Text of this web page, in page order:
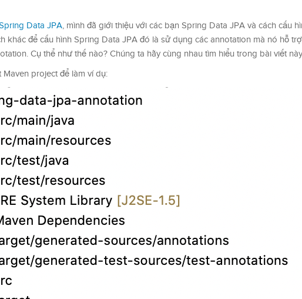
Data JPA, mình đã giới thiệu với các bạn Spring Data JPA và cách cấu
khác để cấu hình Spring Data JPA đó là sử dụng các annotation mà nó hỗ
Cụ thể như thế nào? Chúng ta hãy cùng nhau tìm hiểu trong bài viết
project để làm ví dụ: